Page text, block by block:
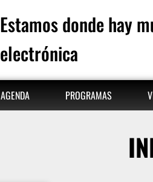
Estamos donde hay
electrónica
AGENDA PROGRAMAS